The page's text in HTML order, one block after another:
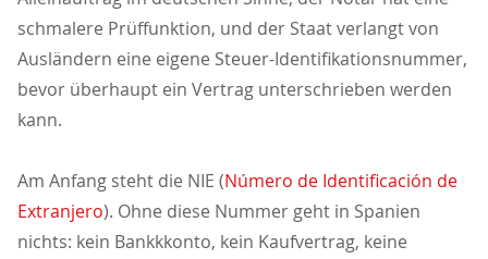
schmalere Prüffunktion, und der Staat verlangt von
Ausländern eine eigene Steuer-Identifikationsnummer,
bevor überhaupt ein Vertrag unterschrieben werden
kann.
Am Anfang steht die NIE (Número de Identificación de
Extranjero). Ohne diese Nummer geht in Spanien
nichts: kein Bankkkonto, kein Kaufvertrag, keine